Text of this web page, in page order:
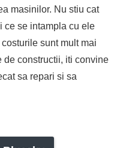
masinilor. Nu stiu cat
ce se intampla cu ele
sunt mult mai
de constructii, iti convine
sa repari si sa